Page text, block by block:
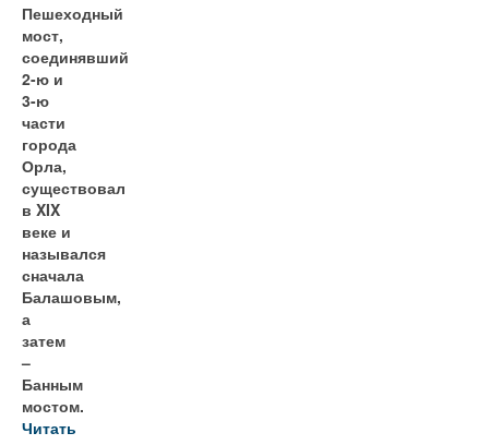
Пешеходный
мост,
соединявший
2-ю и
3-ю
части
города
Орла,
существовал
в XIX
веке и
назывался
сначала
Балашовым,
а
затем
–
Банным
мостом.
Читать